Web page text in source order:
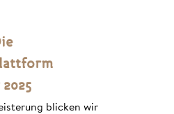
blicken wir